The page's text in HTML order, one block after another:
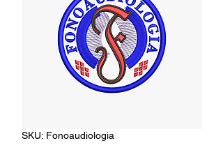
SKU: Fonoaudiologia